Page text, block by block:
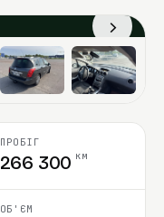
›
ПРОБІГ
266 300 км
ОБ'ЄМ